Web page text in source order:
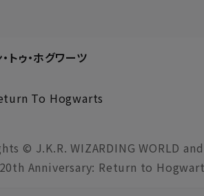
トゥ・ホグワーツ
To Hogwarts
© J.K.R. WIZARDING WORLD
Anniversary: Return to